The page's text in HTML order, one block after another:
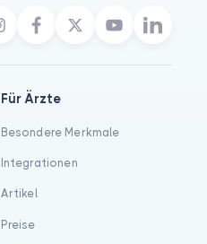
Für Ärzte
Besondere Merkmale
Integrationen
Artikel
Preise